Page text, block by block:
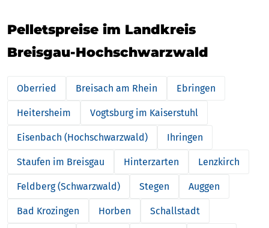
Pelletspreise im Landkreis
Breisgau-Hochschwarzwald
Oberried Breisach am Rhein Ebringen
Heitersheim Vogtsburg im Kaiserstuhl
Eisenbach (Hochschwarzwald) Ihringen
Staufen im Breisgau Hinterzarten Lenzkirch
Feldberg (Schwarzwald) Stegen Auggen
Bad Krozingen Horben Schallstadt